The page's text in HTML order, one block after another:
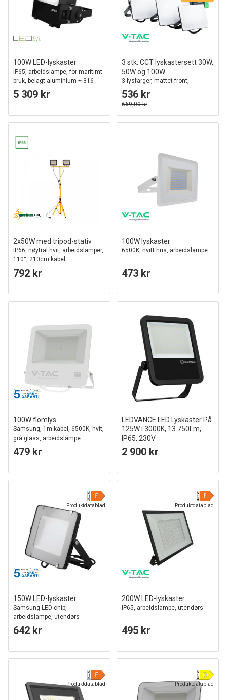
100W LED-lyskaster
IP65, arbeidslampe, for maritimt
bruk, belagt aluminium + 316
rustfritt stål
5 309 kr
3 stk. CCT lyskastersett 30W,
50W og 100W
3 lysfarger, mattet front,
arbeidslampe, utendørs
536 kr
669,00 kr
2x50W med tripod-stativ
IP66, nøytral hvit, arbeidslamper,
110°, 210cm kabel
792 kr
100W lyskaster
6500K, hvitt hus, arbeidslampe
473 kr
100W flomlys
Samsung, 1m kabel, 6500K, hvit,
grå glass, arbeidslampe
479 kr
LEDVANCE LED Lyskaster På
125W i 3000K, 13.750Lm,
IP65, 230V
2 900 kr
Produktdatablad
150W LED-lyskaster
Samsung LED-chip,
arbeidslampe, utendørs
642 kr
Produktdatablad
200W LED-lyskaster
IP65, arbeidslampe, utendørs
495 kr
Produktdatablad Produktdatablad